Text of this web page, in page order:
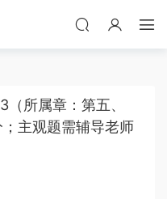
所属章：第五、
主观题需辅导老师